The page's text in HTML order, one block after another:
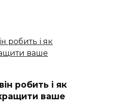
робить і як
ваше